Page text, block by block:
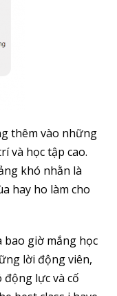
thêm vào những
và học tập cao.
khó nhằn là
hay ho làm cho
bao giờ mắng học
lời động viên,
động lực và cố